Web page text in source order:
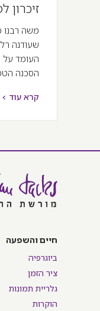
זיכרון
משה רבנו
שעודנה
העומד על
הסכנה
קרא עוד >
חיים והשפעה
ביוגרפיה
ציר הזמן
גלריית תמונות
הוקרות